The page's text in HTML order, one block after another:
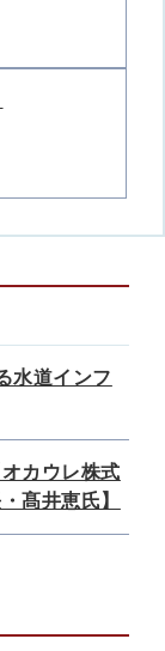
水道インフ
カウレ株式
髙井恵氏】